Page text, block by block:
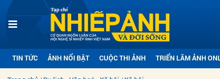
TIN TỨC ẢNH NỔI BẬT CUỘC THI ẢNH TRIỂN LÃM ẢNH
luận